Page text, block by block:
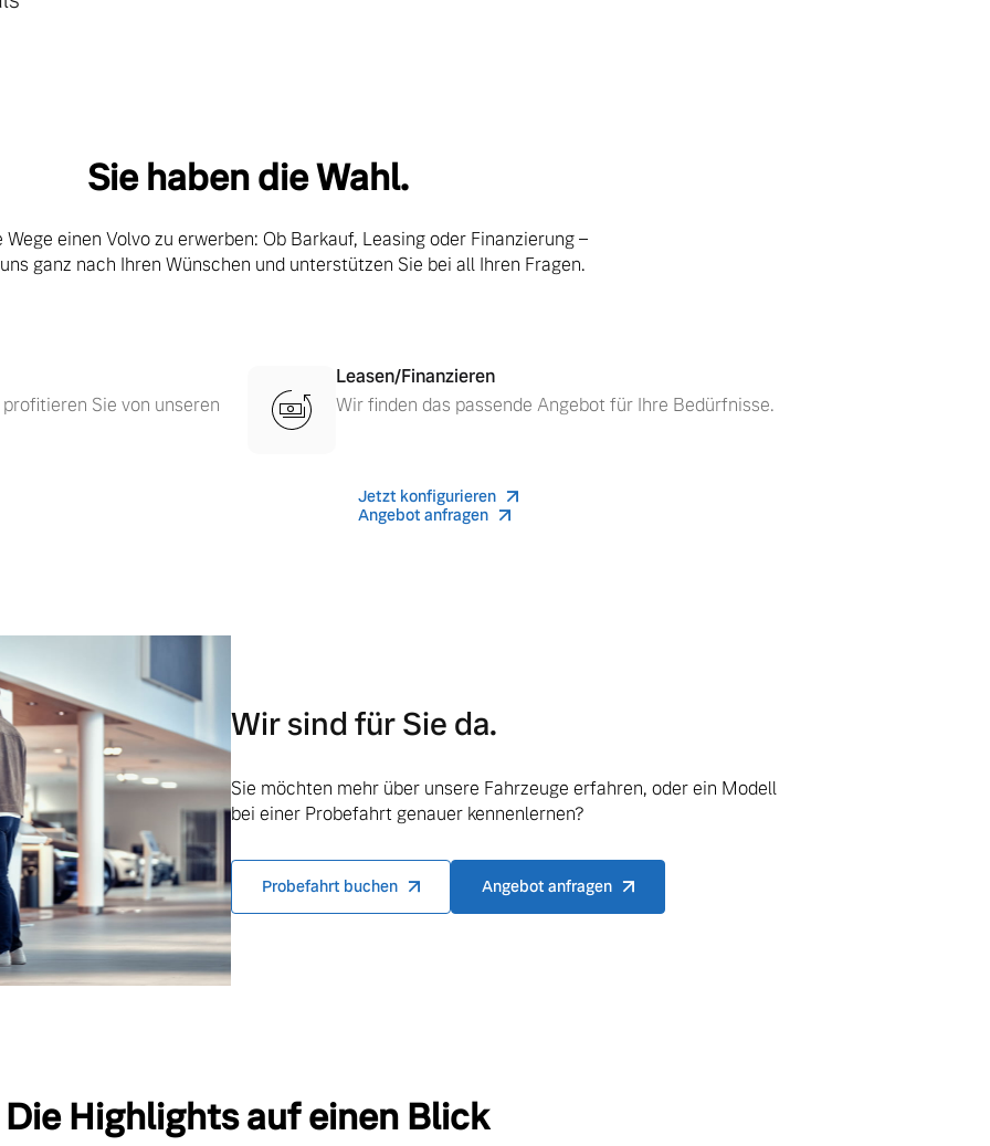
Original Volvo Winter- und Sommer Kompletträder.
Sie haben die Wahl.
Wege einen Volvo zu erwerben: Ob Barkauf, Leasing oder Finanzierung –
ganz nach Ihren Wünschen und unterstützen Sie bei all Ihren Fragen.
Sie von unseren
Leasen/Finanzieren
Wir finden das passende Angebot für Ihre Bedürfnisse.
Jetzt konfigurieren
Angebot anfragen
Wir sind für Sie da.
Sie möchten mehr über unsere Fahrzeuge erfahren, oder ein Modell
bei einer Probefahrt genauer kennenlernen?
Probefahrt buchen Angebot anfragen
Die Highlights auf einen Blick